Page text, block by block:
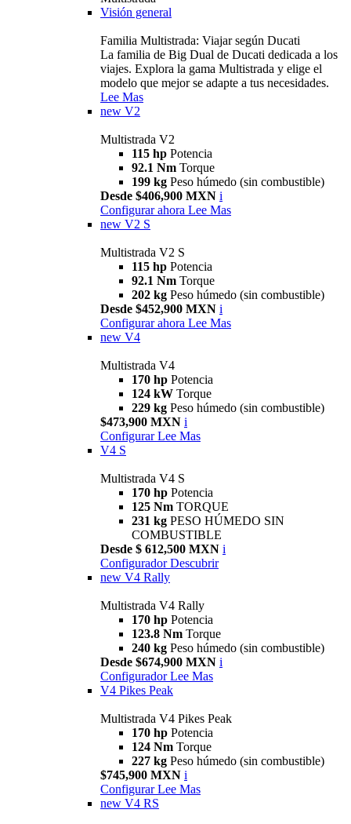
Visión general
Familia Multistrada: Viajar según Ducati
La familia de Big Dual de Ducati dedicada a los
viajes. Explora la gama Multistrada y elige el
modelo que mejor se adapte a tus necesidades.
Lee Mas
new V2
Multistrada V2
115 hp Potencia
92.1 Nm Torque
199 kg Peso húmedo (sin combustible)
Desde $406,900 MXN i
Configurar ahora Lee Mas
new V2 S
Multistrada V2 S
115 hp Potencia
92.1 Nm Torque
202 kg Peso húmedo (sin combustible)
Desde $452,900 MXN i
Configurar ahora Lee Mas
new V4
Multistrada V4
170 hp Potencia
124 kW Torque
229 kg Peso húmedo (sin combustible)
$473,900 MXN i
Configurar Lee Mas
V4 S
Multistrada V4 S
170 hp Potencia
125 Nm TORQUE
231 kg PESO HÚMEDO SIN
COMBUSTIBLE
Desde $ 612,500 MXN i
Configurador Descubrir
new V4 Rally
Multistrada V4 Rally
170 hp Potencia
123.8 Nm Torque
240 kg Peso húmedo (sin combustible)
Desde $674,900 MXN i
Configurador Lee Mas
V4 Pikes Peak
Multistrada V4 Pikes Peak
170 hp Potencia
124 Nm Torque
227 kg Peso húmedo (sin combustible)
$745,900 MXN i
Configurar Lee Mas
new V4 RS